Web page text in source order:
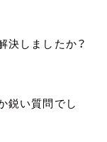
決しましたか？
鋭い質問でし